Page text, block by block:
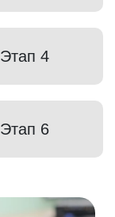
Этап 4
Этап 6